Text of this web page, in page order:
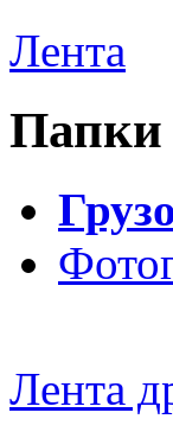
Лента
Папки
Лента